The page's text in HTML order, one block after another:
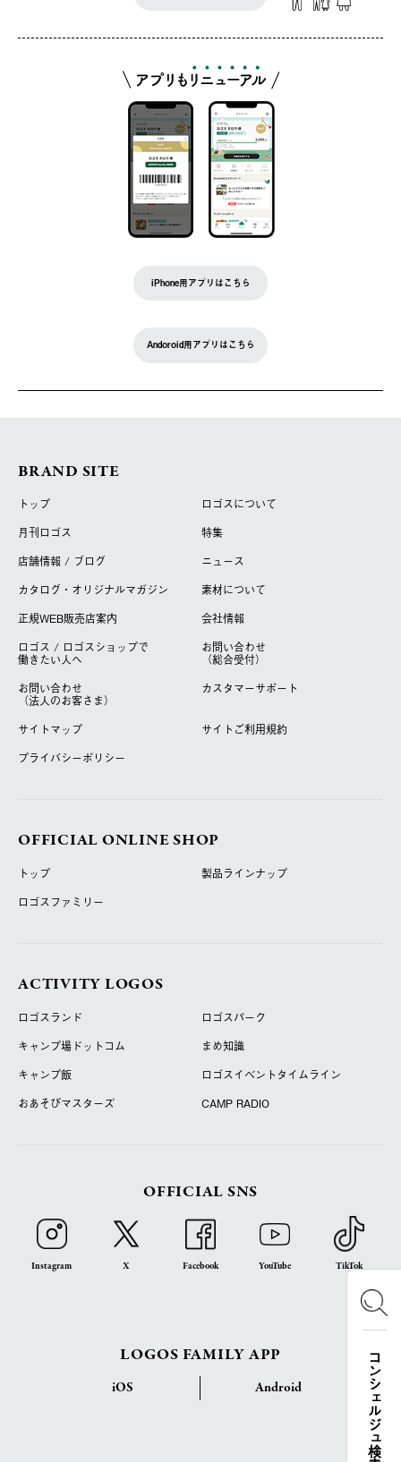
iPhone用アプリはこちら
Andoroid用アプリはこちら
コンシェルジュ検索
BRAND SITE
トップ
ロゴスについて
月刊ロゴス
特集
店舗情報 / ブログ
ニュース
カタログ・オリジナルマガジン
素材について
正規WEB販売店案内
会社情報
ロゴス / ロゴスショップで
働きたい人へ
お問い合わせ
（総合受付）
お問い合わせ
（法人のお客さま）
カスタマーサポート
サイトマップ
サイトご利用規約
プライバシーポリシー
OFFICIAL ONLINE SHOP
トップ
製品ラインナップ
ロゴスファミリー
ACTIVITY LOGOS
ロゴスランド
ロゴスパーク
キャンプ場ドットコム
まめ知識
キャンプ飯
ロゴスイベントタイムライン
おあそびマスターズ
CAMP RADIO
OFFICIAL SNS
Instagram X Facebook YouTube TikTok
LOGOS FAMILY APP
iOS Android